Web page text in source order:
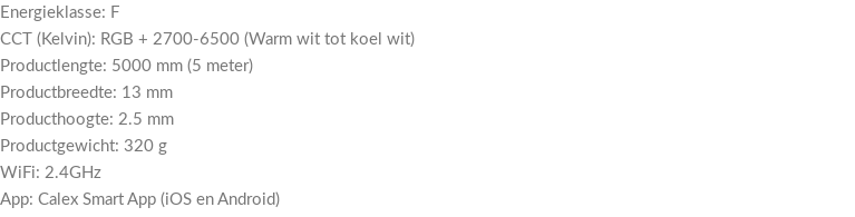
Energieklasse: F
CCT (Kelvin): RGB + 2700-6500 (Warm wit tot koel wit)
Productlengte: 5000 mm (5 meter)
Productbreedte: 13 mm
Producthoogte: 2.5 mm
Productgewicht: 320 g
WiFi: 2.4GHz
App: Calex Smart App (iOS en Android)